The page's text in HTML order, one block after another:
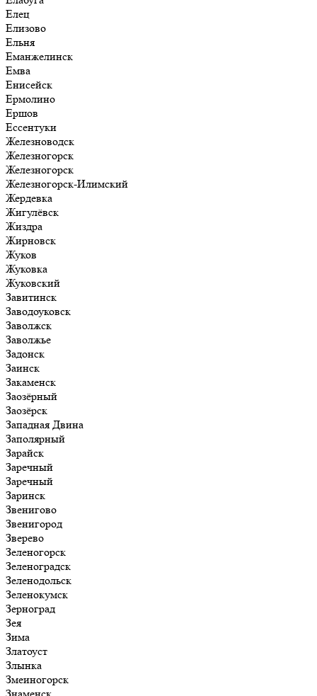
Елец
Елизово
Ельня
Еманжелинск
Емва
Енисейск
Ермолино
Ершов
Ессентуки
Железноводск
Железногорск
Железногорск
Железногорск-Илимский
Жердевка
Жигулёвск
Жиздра
Жирновск
Жуков
Жуковка
Жуковский
Завитинск
Заводоуковск
Заволжск
Заволжье
Задонск
Заинск
Закаменск
Заозёрный
Заозёрск
Западная Двина
Заполярный
Зарайск
Заречный
Заречный
Заринск
Звенигово
Звенигород
Зверево
Зеленогорск
Зеленоградск
Зеленодольск
Зеленокумск
Зерноград
Зея
Зима
Златоуст
Злынка
Змеиногорск